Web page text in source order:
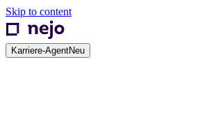
Skip to content
Karriere-AgentNeu